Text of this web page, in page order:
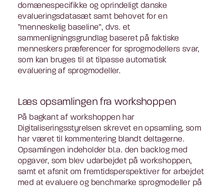
domænespecifikke og oprindeligt danske
evalueringsdatasæt samt behovet for en
”menneskelig baseline”, dvs. et
sammenligningsgrundlag baseret på faktiske
menneskers præferencer for sprogmodellers svar,
som kan bruges til at tilpasse automatisk
evaluering af sprogmodeller.
Læs opsamlingen fra workshoppen
På bagkant af workshoppen har
Digitaliseringsstyrelsen skrevet en opsamling, som
har været til kommentering blandt deltagerne.
Opsamlingen indeholder bl.a. den backlog med
opgaver, som blev udarbejdet på workshoppen,
samt et afsnit om fremtidsperspektiver for arbejdet
med at evaluere og benchmarke sprogmodeller på